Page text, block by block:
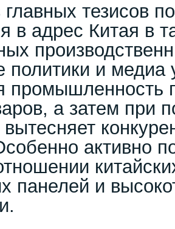
тезисов
в адрес Китая в
политики и медиа
промышленность
а затем при
активно
панелей и